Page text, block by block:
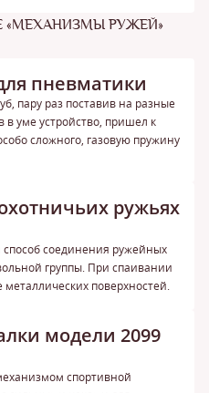
«МЕХАНИЗМЫ РУЖЕЙ»
пневматики
пару раз поставив на разные
в уме устройство, пришел к
сложного, газовую пружину
ружьях
соединения ружейных
группы. При спаивании
поверхностей.
модели 2099
спортивной